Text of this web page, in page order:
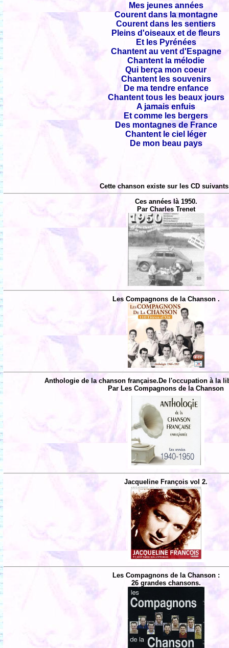
Mes jeunes années
Courent dans la montagne
Courent dans les sentiers
Pleins d'oiseaux et de fleurs
Et les Pyrénées
Chantent au vent d'Espagne
Chantent la mélodie
Qui berça mon coeur
Chantent les souvenirs
De ma tendre enfance
Chantent tous les beaux jours
A jamais enfuis
Et comme les bergers
Des montagnes de France
Chantent le ciel léger
De mon beau pays
Cette chanson existe sur les CD
Ces années là 1950.
Par Charles Trenet
Les Compagnons de la Chanson .
Anthologie de la chanson française.De l'occupation à la
Par Les Compagnons de la Chanson
Jacqueline François vol 2.
Les Compagnons de la Chanson :
26 grandes chansons.